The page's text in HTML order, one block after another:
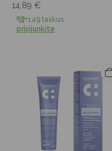
14,89 €
+149 taškus
prisijunkite